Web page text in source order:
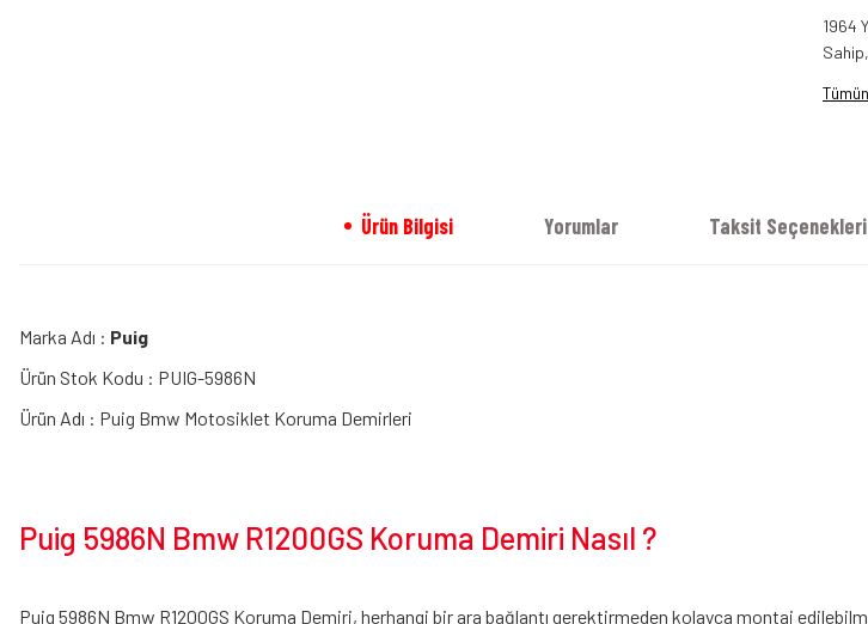
1964
Ürün Bilgisi Yorumlar Taksit Seçenekleri
Marka Adı : Puig
Ürün Stok Kodu : PUIG-5986N
Ürün Adı : Puig Bmw Motosiklet Koruma Demirleri
Puig 5986N Bmw R1200GS Koruma Demiri Nasıl ?
Puig 5986N Bmw R1200GS Koruma Demiri, herhangi bir ara bağlantı gerektirmeden kolayca montaj